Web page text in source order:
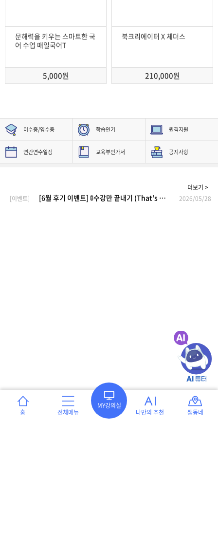
문해력을 키우는 스마트한 국
어 수업 매일국어T
5,000원
북크리에이터 X 체더스
210,000원
이수증/영수증 학습연기 원격지원
연간연수일정 교육부인가서 공지사항
[이벤트] [6월 후기 이벤트] 🚦수강만 끝내기 (That's red-red)❗ 후기 쓰고 🎁선물 받기 💚green green!💚 2026/05/28
더보기 >
홈 전체메뉴
MY강의실
나만의 추천
쌤동네